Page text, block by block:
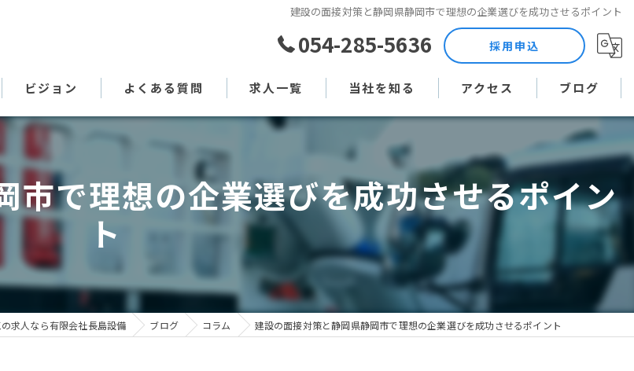
建設の面接対策と静岡県静岡市で理想の企業選びを成功させるポイント
054-285-5636 採用申込
ビジョン よくある質問 求人一覧 当社を知る
土木作業員
現場監督
直行直帰
アクセス ブログ
コラム
市で理想の企業選びを成功させるポイン
ト
求人なら有限会社長島設備 ブログ コラム 建設の面接対策と静岡県静岡市で理想の企業選びを成功させるポイント